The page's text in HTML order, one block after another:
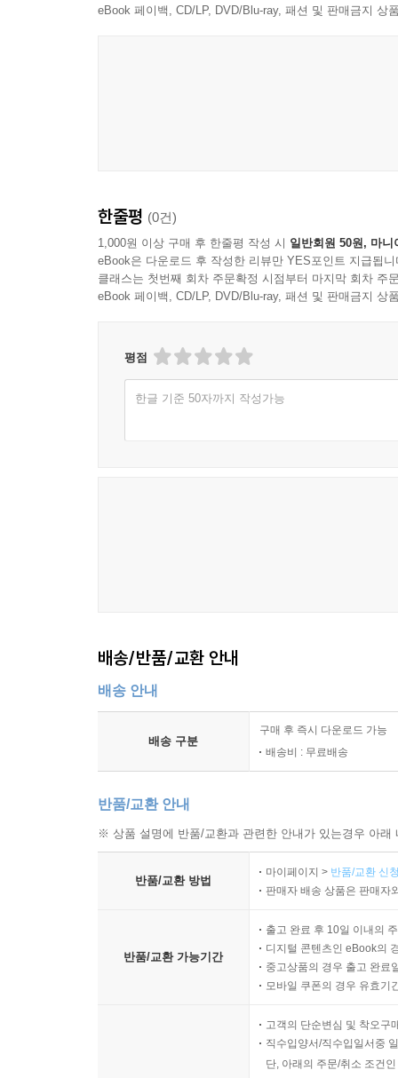
「동아일보」 신춘문예 중편소설 당선과 동아인산
「문학사상」 시 부문 신인상 수상 작가 고수유
K 힐링 소설의 결정판을 내놓다!
애환과 우주의 보이지 않는 시간의 질서에 대
수출되었다.
작가는 영적이고, 신비로운 세계를 깊이 있게 탐
일곱 잎 클로버는 현실에 일어나기 힘든 기적적인
전 세계의 소설, 드라마, 영화, 오페라 등 모든
가슴에 ‘기적의 행운’의 상징인 황금빛 일곱 잎 클
eBook 페이백, CD/LP, DVD/Blu-ray, 패션 및 판매금지 상
한줄평 (0건)
1,000원 이상 구매 후 한줄평 작성 시 일반회원 50원, 마니
eBook은 다운로드 후 작성한 리뷰만 YES포인트 지급됩니
클래스는 첫번째 회차 주문확정 시점부터 마지막 회차 주
eBook 페이백, CD/LP, DVD/Blu-ray, 패션 및 판매금지 상
평점
한글 기준 50자까지 작성가능
배송/반품/교환 안내
배송 안내
배송 구분
구매 후 즉시 다운로드 가능
배송비 : 무료배송
반품/교환 안내
※ 상품 설명에 반품/교환과 관련한 안내가 있는경우 아
반품/교환 방법
마이페이지 > 반품/교환 신
판매자 배송 상품은 판매자
반품/교환 가능기간
출고 완료 후 10일 이내의
디지털 콘텐츠인 eBook의
중고상품의 경우 출고 완료
모바일 쿠폰의 경우 유효기
고객의 단순변심 및 착오구
직수입양서/직수입일서중
단, 아래의 주문/취소 조건